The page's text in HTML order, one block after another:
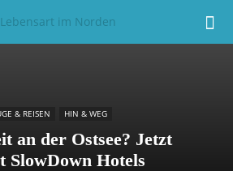
& REISEN HIN & WEG
an der Ostsee? Jetzt
SlowDown Hotels